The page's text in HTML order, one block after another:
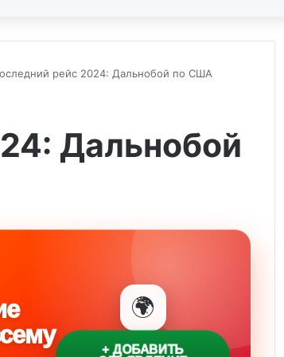
рейс 2024: Дальнобой по США
Дальнобой
🌍
+ ДОБАВИТЬ